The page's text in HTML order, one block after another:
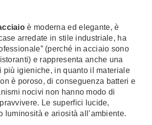
è moderna ed elegante, è
arredate in stile industriale, ha
(perché in acciaio sono
e rappresenta anche una
più igieniche, in quanto il materiale
è poroso, di conseguenza batteri e
nocivi non hanno modo di
Le superfici lucide,
luminosità e ariosità all’ambiente.